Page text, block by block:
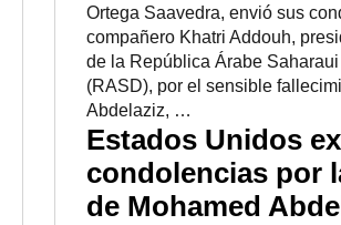
Ortega Saavedra, envió sus
compañero Khatri Addouh,
de la República Árabe
(RASD), por el sensible
Abdelaziz, …
Estados Unidos
condolencias por
de Mohamed